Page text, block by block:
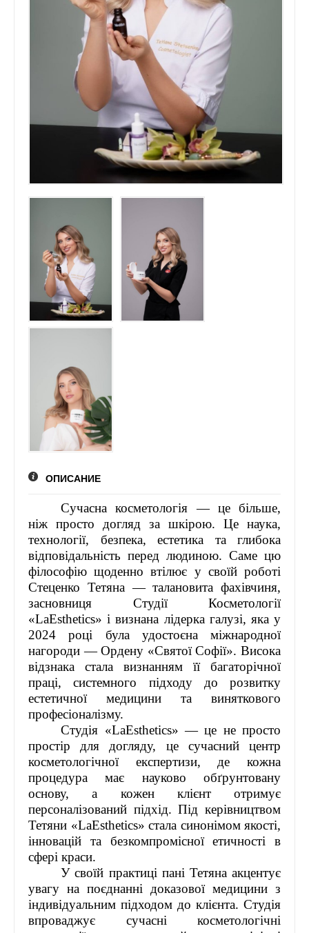
ГАЗЕТА `УРЯДОВИЙ КУР`ЄР`
ЖУРНАЛ `ІНТЕРНАУКА`
ВБФ ЖУРНАЛІСТСЬКА ІНІЦИАТИВА
MILLENIUM CLUB
ТЕТЯНА ПУТІНЦЕВА ВІДЗНАЧЕНА
НАГОРОДОЮ УКРАЇНИ «ОРДЕНОМ
КОРОЛЕВИ АННИ „ЧЕСТЬ ВІТЧИЗНИ“
МЕДИЧНИЙ ЦЕНТР КАМ'ЯНЕЦЬ-
ПОДІЛЬСЬКИЙ
НАТЕЛЛА ГОРОДЕЦЬКА ВШАНОВАНА
НАЦІОНАЛЬНОЮ НАГОРОДОЮ “ЛІДЕР
ЗАХОДИ
ЗАРУБІЖНІ ЗАХОДИ
ТРЕНІНГИ
НАЦІОНАЛЬНІ ЗАХОДИ
ЛІДЕРИ ХХІ СТОЛІТТЯ - ПРЕЗЕНТАЦІЇ
ОПИСАНИЕ
Сучасна косметологія — це більше,
ніж просто догляд за шкірою. Це наука,
технології, безпека, естетика та глибока
відповідальність перед людиною. Саме цю
філософію щоденно втілює у своїй роботі
Стеценко Тетяна — талановита фахівчиня,
засновниця Студії Косметології
«LaEsthetics» і визнана лідерка галузі, яка у
2024 році була удостоєна міжнародної
нагороди — Ордену «Святої Софії». Висока
відзнака стала визнанням її багаторічної
праці, системного підходу до розвитку
естетичної медицини та виняткового
професіоналізму.
Студія «LaEsthetics» — це не просто
простір для догляду, це сучасний центр
косметологічної експертизи, де кожна
процедура має науково обґрунтовану
основу, а кожен клієнт отримує
персоналізований підхід. Під керівництвом
Тетяни «LaEsthetics» стала синонімом якості,
інновацій та безкомпромісної етичності в
сфері краси.
У своїй практиці пані Тетяна акцентує
увагу на поєднанні доказової медицини з
індивідуальним підходом до клієнта. Студія
впроваджує сучасні косметологічні